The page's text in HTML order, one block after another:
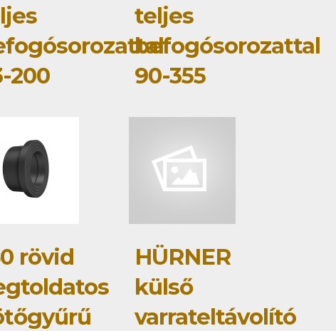
200
teljes
befogósorozattal
90-355
rövid
HÜRNER
külső
varrateltávolító